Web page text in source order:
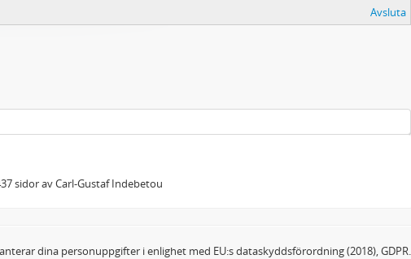
Avsluta
sidor av Carl-Gustaf Indebetou
dina personuppgifter i enlighet med EU:s dataskyddsförordning (2018), GDPR.